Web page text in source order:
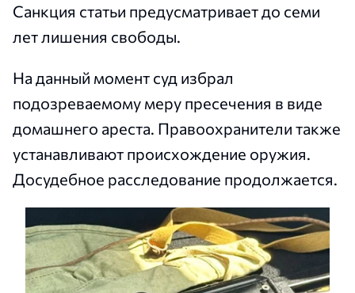
Санкция статьи предусматривает до семи
лет лишения свободы.
На данный момент суд избрал
подозреваемому меру пресечения в виде
домашнего ареста. Правоохранители также
устанавливают происхождение оружия.
Досудебное расследование продолжается.